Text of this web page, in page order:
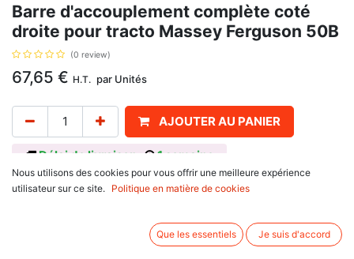
Barre d'accouplement complète coté
droite pour tracto Massey Ferguson 50B
(0 review)
67,65 € H.T. par Unités
AJOUTER AU PANIER
Délai de livraison : 1 semaine
Référence d'origine 847423M91. Se monte sur les tracto pelles Massey
Associez d'autres produits:
Nous utilisons des cookies pour vous offrir une meilleure expérience
utilisateur sur ce site.
Politique en matière de cookies
Que les essentiels Je suis d'accord